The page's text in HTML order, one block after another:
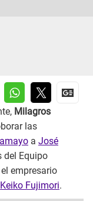
Milagros
las
a José
del Equipo
empresario
Keiko Fujimori.